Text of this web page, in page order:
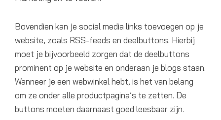
Bovendien kan je social media links toevoegen op je
website, zoals RSS-feeds en deelbuttons. Hierbij
moet je bijvoorbeeld zorgen dat de deelbuttons
prominent op je website en onderaan je blogs staan.
Wanneer je een webwinkel hebt, is het van belang
om ze onder alle productpagina’s te zetten. De
buttons moeten daarnaast goed leesbaar zijn.